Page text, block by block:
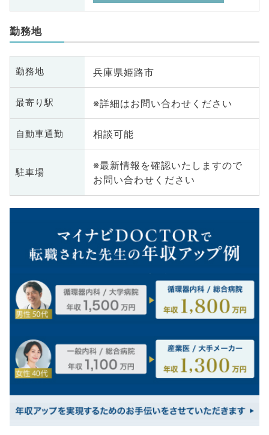
勤務地
勤務地 兵庫県姫路市
最寄り駅 ※詳細はお問い合わせください
自動車通勤 相談可能
駐車場
※最新情報を確認いたしますので
お問い合わせください